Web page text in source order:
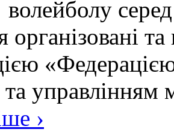
волейболу
організовані
управлінням
›